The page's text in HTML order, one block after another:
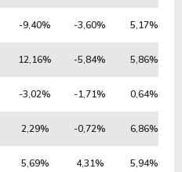
-9,40% -3,60% 5,17%
12,16% -5,84% 5,86%
-3,02% -1,71% 0,64%
2,29% -0,72% 6,86%
5,69% 4,31% 5,94%